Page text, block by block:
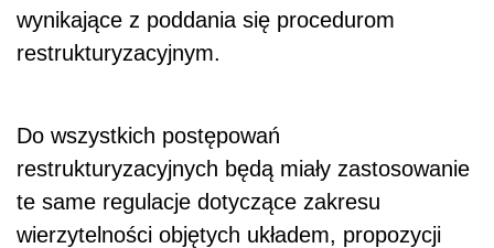
wynikające z poddania się procedurom
restrukturyzacyjnym.
Do wszystkich postępowań
restrukturyzacyjnych będą miały zastosowanie
te same regulacje dotyczące zakresu
wierzytelności objętych układem, propozycji